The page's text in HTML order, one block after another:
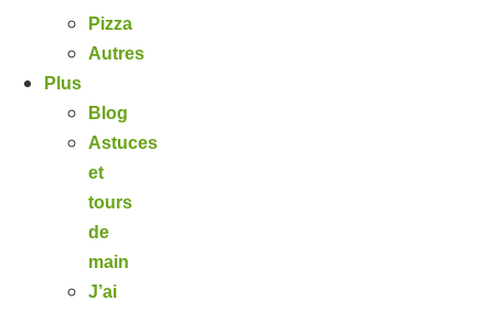
Pizza
Autres
Plus
Blog
Astuces
et
tours
de
main
J’ai